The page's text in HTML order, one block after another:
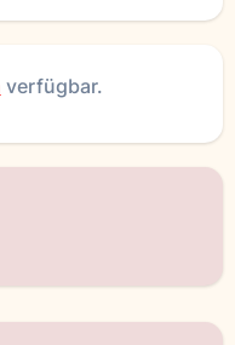
verfügbar.